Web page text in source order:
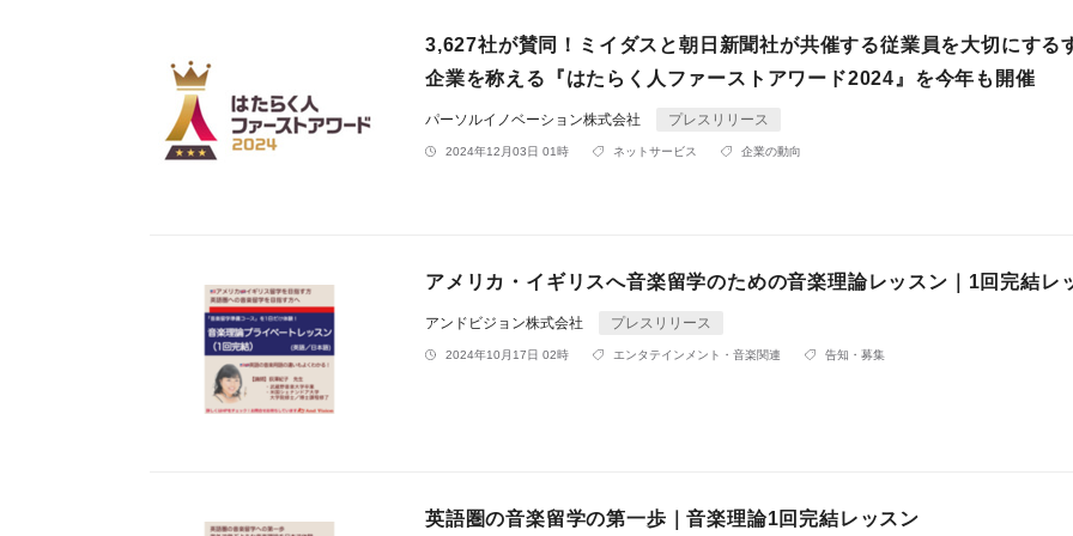
3,627社が賛同！ミイダスと朝日新聞社が共催する従業員を大切にする
企業を称える『はたらく人ファーストアワード2024』を今年も開催
パーソルイノベーション株式会社 プレスリリース
2024年12月03日 01時 ネットサービス 企業の動向
アメリカ・イギリスへ音楽留学のための音楽理論レッスン｜1回完結レ
アンドビジョン株式会社 プレスリリース
2024年10月17日 02時 エンタテインメント・音楽関連 告知・募集
英語圏の音楽留学の第一歩｜音楽理論1回完結レッスン